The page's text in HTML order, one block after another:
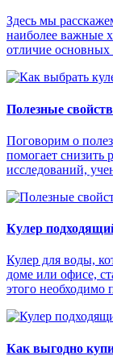
Здесь мы
наиболее важные
отличие
Полезные
Поговорим о
помогает снизить
исследований,
Кулер
Кулер для воды,
доме или офисе,
этого необходимо
Как выгодно